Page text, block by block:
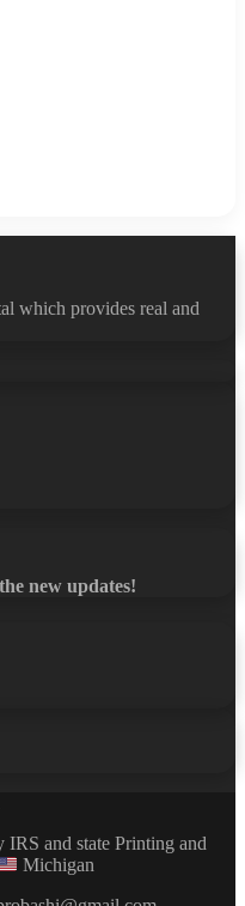
which provides real and
new updates!
and state Printing and
Michigan